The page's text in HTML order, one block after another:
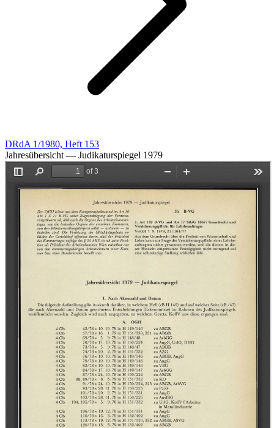
DRdA 1/1980, Heft 153
Jahresübersicht — Judikaturspiegel 1979